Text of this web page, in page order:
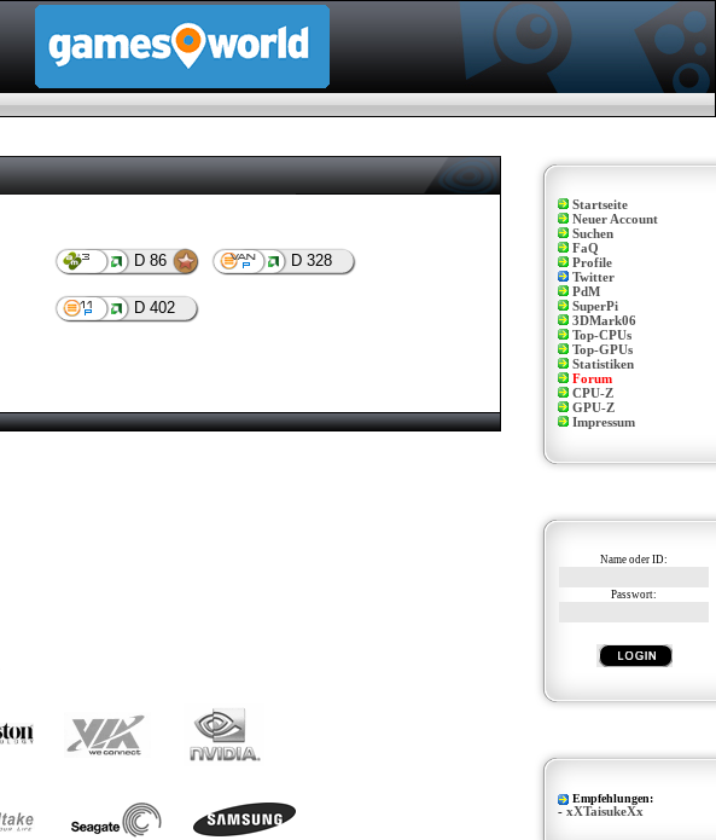
D 86 D 328
D 402
Startseite
Neuer Account
Suchen
FaQ
Profile
Twitter
PdM
SuperPi
3DMark06
Top-CPUs
Top-GPUs
Statistiken
Forum
CPU-Z
GPU-Z
Impressum
Name oder ID:
Passwort:
Empfehlungen:
- xXTaisukeXx